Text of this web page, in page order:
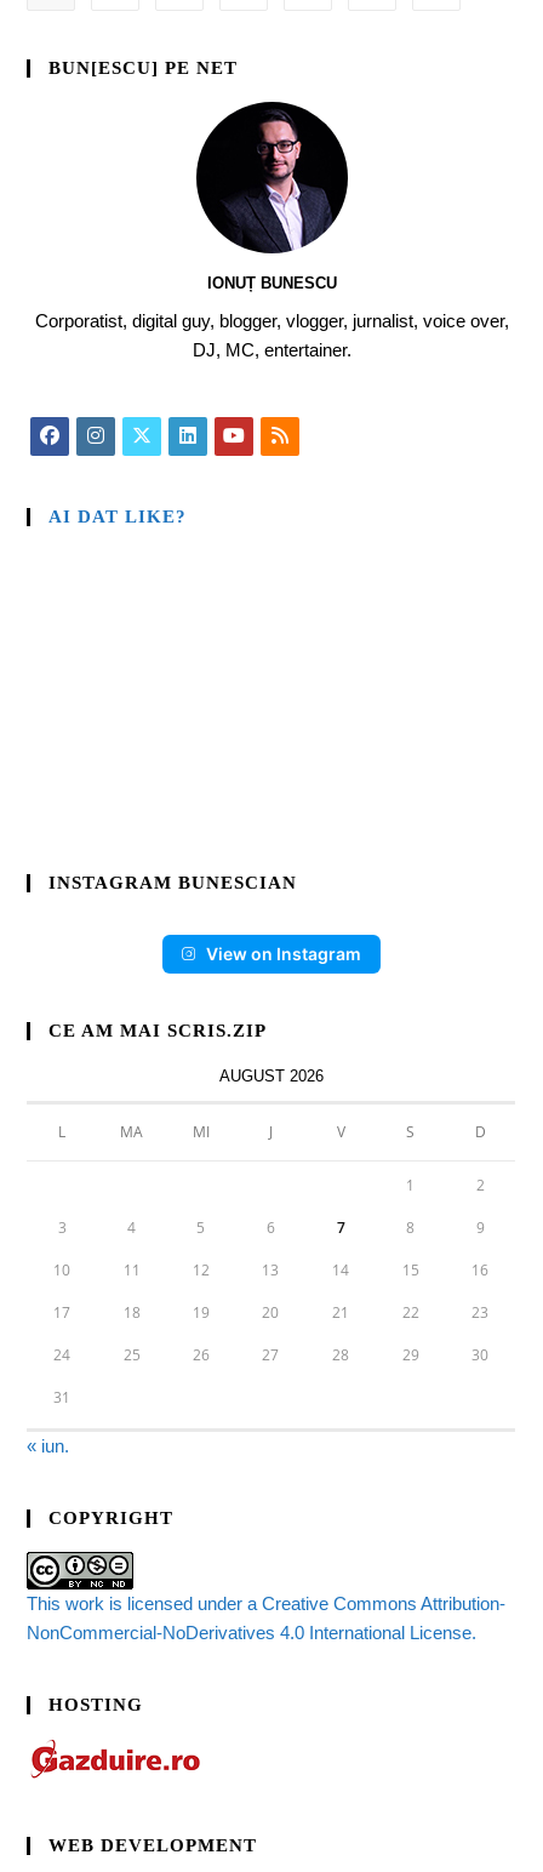
BUN[ESCU] PE NET
IONUȚ BUNESCU
Corporatist, digital guy, blogger, vlogger, jurnalist, voice over,
DJ, MC, entertainer.
AI DAT LIKE?
INSTAGRAM BUNESCIAN
View on Instagram
CE AM MAI SCRIS.ZIP
AUGUST 2026
L MA MI J V S D
1 2
3 4 5 6 7 8 9
10 11 12 13 14 15 16
17 18 19 20 21 22 23
24 25 26 27 28 29 30
31
« iun.
COPYRIGHT
This work is licensed under a Creative Commons Attribution-
NonCommercial-NoDerivatives 4.0 International License.
HOSTING
WEB DEVELOPMENT